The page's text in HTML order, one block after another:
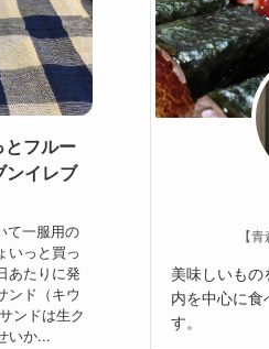
とフルー
ンイレブ
て一服用の
いっと買っ
あたりに発
ンド（キウ
ンドは生ク
いか...
【
美味しいも
内を中心に食
す。